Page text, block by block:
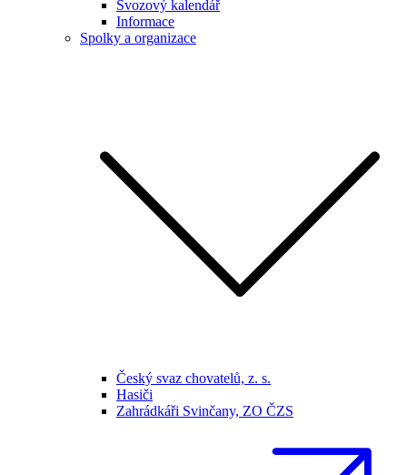
Svozový kalendář
Informace
Spolky a organizace
Český svaz chovatelů, z. s.
Hasiči
Zahrádkáři Svinčany, ZO ČZS